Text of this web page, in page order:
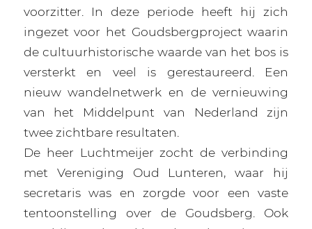
voorzitter. In deze periode heeft hij zich
ingezet voor het Goudsbergproject waarin
de cultuurhistorische waarde van het bos is
versterkt en veel is gerestaureerd. Een
nieuw wandelnetwerk en de vernieuwing
van het Middelpunt van Nederland zijn
twee zichtbare resultaten.
De heer Luchtmeijer zocht de verbinding
met Vereniging Oud Lunteren, waar hij
secretaris was en zorgde voor een vaste
tentoonstelling over de Goudsberg. Ook